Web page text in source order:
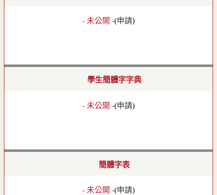
- 未公開 -(申請)
學生簡體字字典
- 未公開 -(申請)
簡體字表
- 未公開 -(申請)